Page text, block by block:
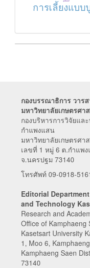
การเลี้ยงแบ
กองบรรณาธิการ วาร
มหาวิทยาลัยเกษตรศา
กองบริหารการวิจัยแล
กำแพงแสน
มหาวิทยาลัยเกษตรศา
เลขที่ 1 หมู่ 6 ต.กำแพ
จ.นครปฐม 73140
โทรศัพท์ 09-0918-
Editorial
and Technology
Research and
Office of Kamphaeng
Kasetsart University
1, Moo 6,
Kamphaeng Saen
73140